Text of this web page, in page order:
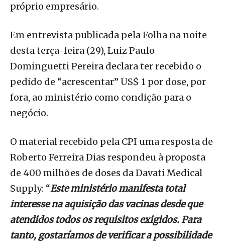
próprio empresário.
Em entrevista publicada pela Folha na noite
desta terça-feira (29), Luiz Paulo
Dominguetti Pereira declara ter recebido o
pedido de “acrescentar” US$ 1 por dose, por
fora, ao ministério como condição para o
negócio.
O material recebido pela CPI uma resposta de
Roberto Ferreira Dias respondeu à proposta
de 400 milhões de doses da Davati Medical
Supply: “Este ministério manifesta total
interesse na aquisição das vacinas desde que
atendidos todos os requisitos exigidos. Para
tanto, gostaríamos de verificar a possibilidade